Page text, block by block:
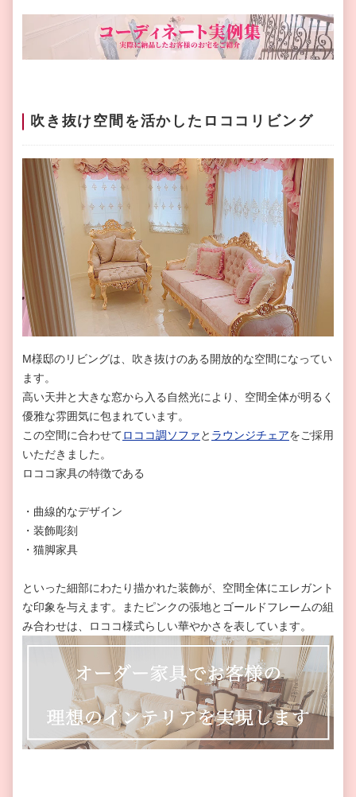
吹き抜け空間を活かしたロココリビング
M様邸のリビングは、吹き抜けのある開放的な空間になってい
ます。
高い天井と大きな窓から入る自然光により、空間全体が明るく
優雅な雰囲気に包まれています。
この空間に合わせてロココ調ソファと ラウンジチェアをご採用
いただきました。
ロココ家具の特徴である
・曲線的なデザイン
・装飾彫刻
・猫脚家具
といった細部にわたり描かれた装飾が、空間全体にエレガント
な印象を与えます。またピンクの張地とゴールドフレームの組
み合わせは、ロココ様式らしい華やかさを表しています。